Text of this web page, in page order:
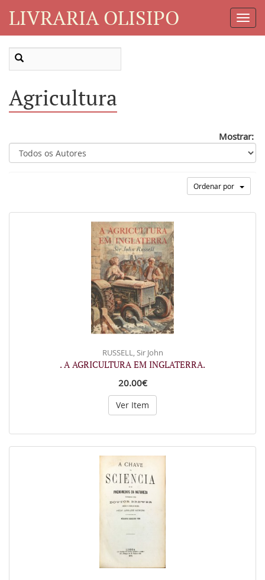
LIVRARIA OLISIPO
Agricultura
Mostrar:
Ordenar por
RUSSELL, Sir John
. A AGRICULTURA EM INGLATERRA.
20.00€
Ver Item